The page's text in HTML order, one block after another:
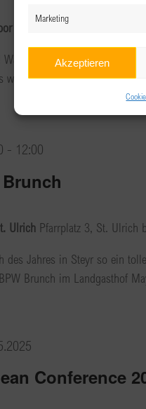
Marketing
Akzeptieren
Lounge, Salzburg Airport
Was Trump's Politik für
wollen oder nicht!" Mit dieser
- 12:00
Ulrich Pfarrplatz 3, St. Ulrich
des Jahres in Steyr so ein
Brunch im Landgasthof
Conference